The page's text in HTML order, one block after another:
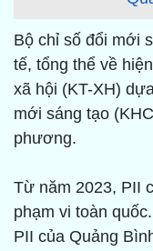
Bộ chỉ số đổi mới
tế, tổng thể về
xã hội (KT-XH)
mới sáng tạo
phương.
Từ năm 2023, PII
phạm vi toàn
PII của Quảng